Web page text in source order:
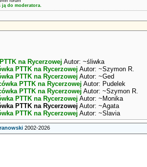
ją do moderatora.
na Rycerzowej Autor: ~śliwka
PTTK na Rycerzowej Autor: ~Szymon R.
PTTK na Rycerzowej Autor: ~Ged
PTTK na Rycerzowej Autor: Pudelek
PTTK na Rycerzowej Autor: ~Szymon R.
PTTK na Rycerzowej Autor: ~Monika
PTTK na Rycerzowej Autor: ~Agata
PTTK na Rycerzowej Autor: ~Slavia
2002-2026